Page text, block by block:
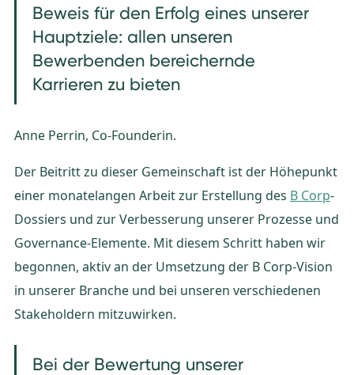
Beweis für den Erfolg eines unserer
Hauptziele: allen unseren
Bewerbenden bereichernde
Karrieren zu bieten
Anne Perrin, Co-Founderin.
Der Beitritt zu dieser Gemeinschaft ist der Höhepunkt
einer monatelangen Arbeit zur Erstellung des B Corp-
Dossiers und zur Verbesserung unserer Prozesse und
Governance-Elemente. Mit diesem Schritt haben wir
begonnen, aktiv an der Umsetzung der B Corp-Vision
in unserer Branche und bei unseren verschiedenen
Stakeholdern mitzuwirken.
Bei der Bewertung unserer